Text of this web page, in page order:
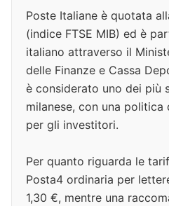
Poste Italiane è quotata
(indice FTSE MIB) ed è
italiano attraverso il
delle Finanze e Cassa
è considerato uno dei più
milanese, con una
per gli investitori.
Per quanto riguarda le
Posta4 ordinaria per
1,30 €, mentre una